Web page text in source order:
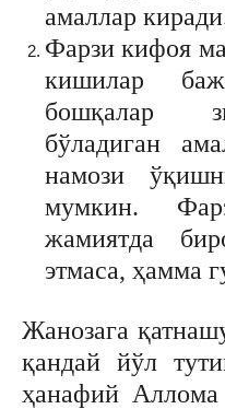
амаллар
Фарзи кифоя
кишилар
бошқалар
бўладиган
намози
мумкин.
жамиятда
этмаса, ҳамма
Жанозага
қандай йўл
ҳанафий